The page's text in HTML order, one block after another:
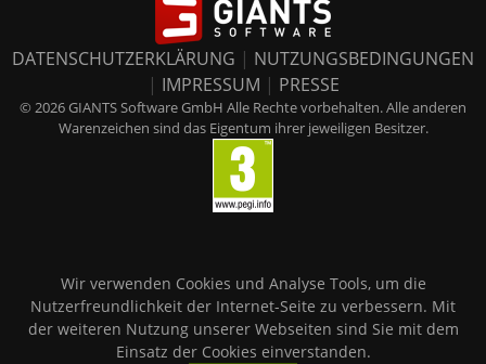
DATENSCHUTZERKLÄRUNG | NUTZUNGSBEDINGUNGEN
| IMPRESSUM | PRESSE
© 2026 GIANTS Software GmbH Alle Rechte vorbehalten. Alle anderen
Warenzeichen sind das Eigentum ihrer jeweiligen Besitzer.
Wir verwenden Cookies und Analyse Tools, um die
Nutzerfreundlichkeit der Internet-Seite zu verbessern. Mit
der weiteren Nutzung unserer Webseiten sind Sie mit dem
Einsatz der Cookies einverstanden.